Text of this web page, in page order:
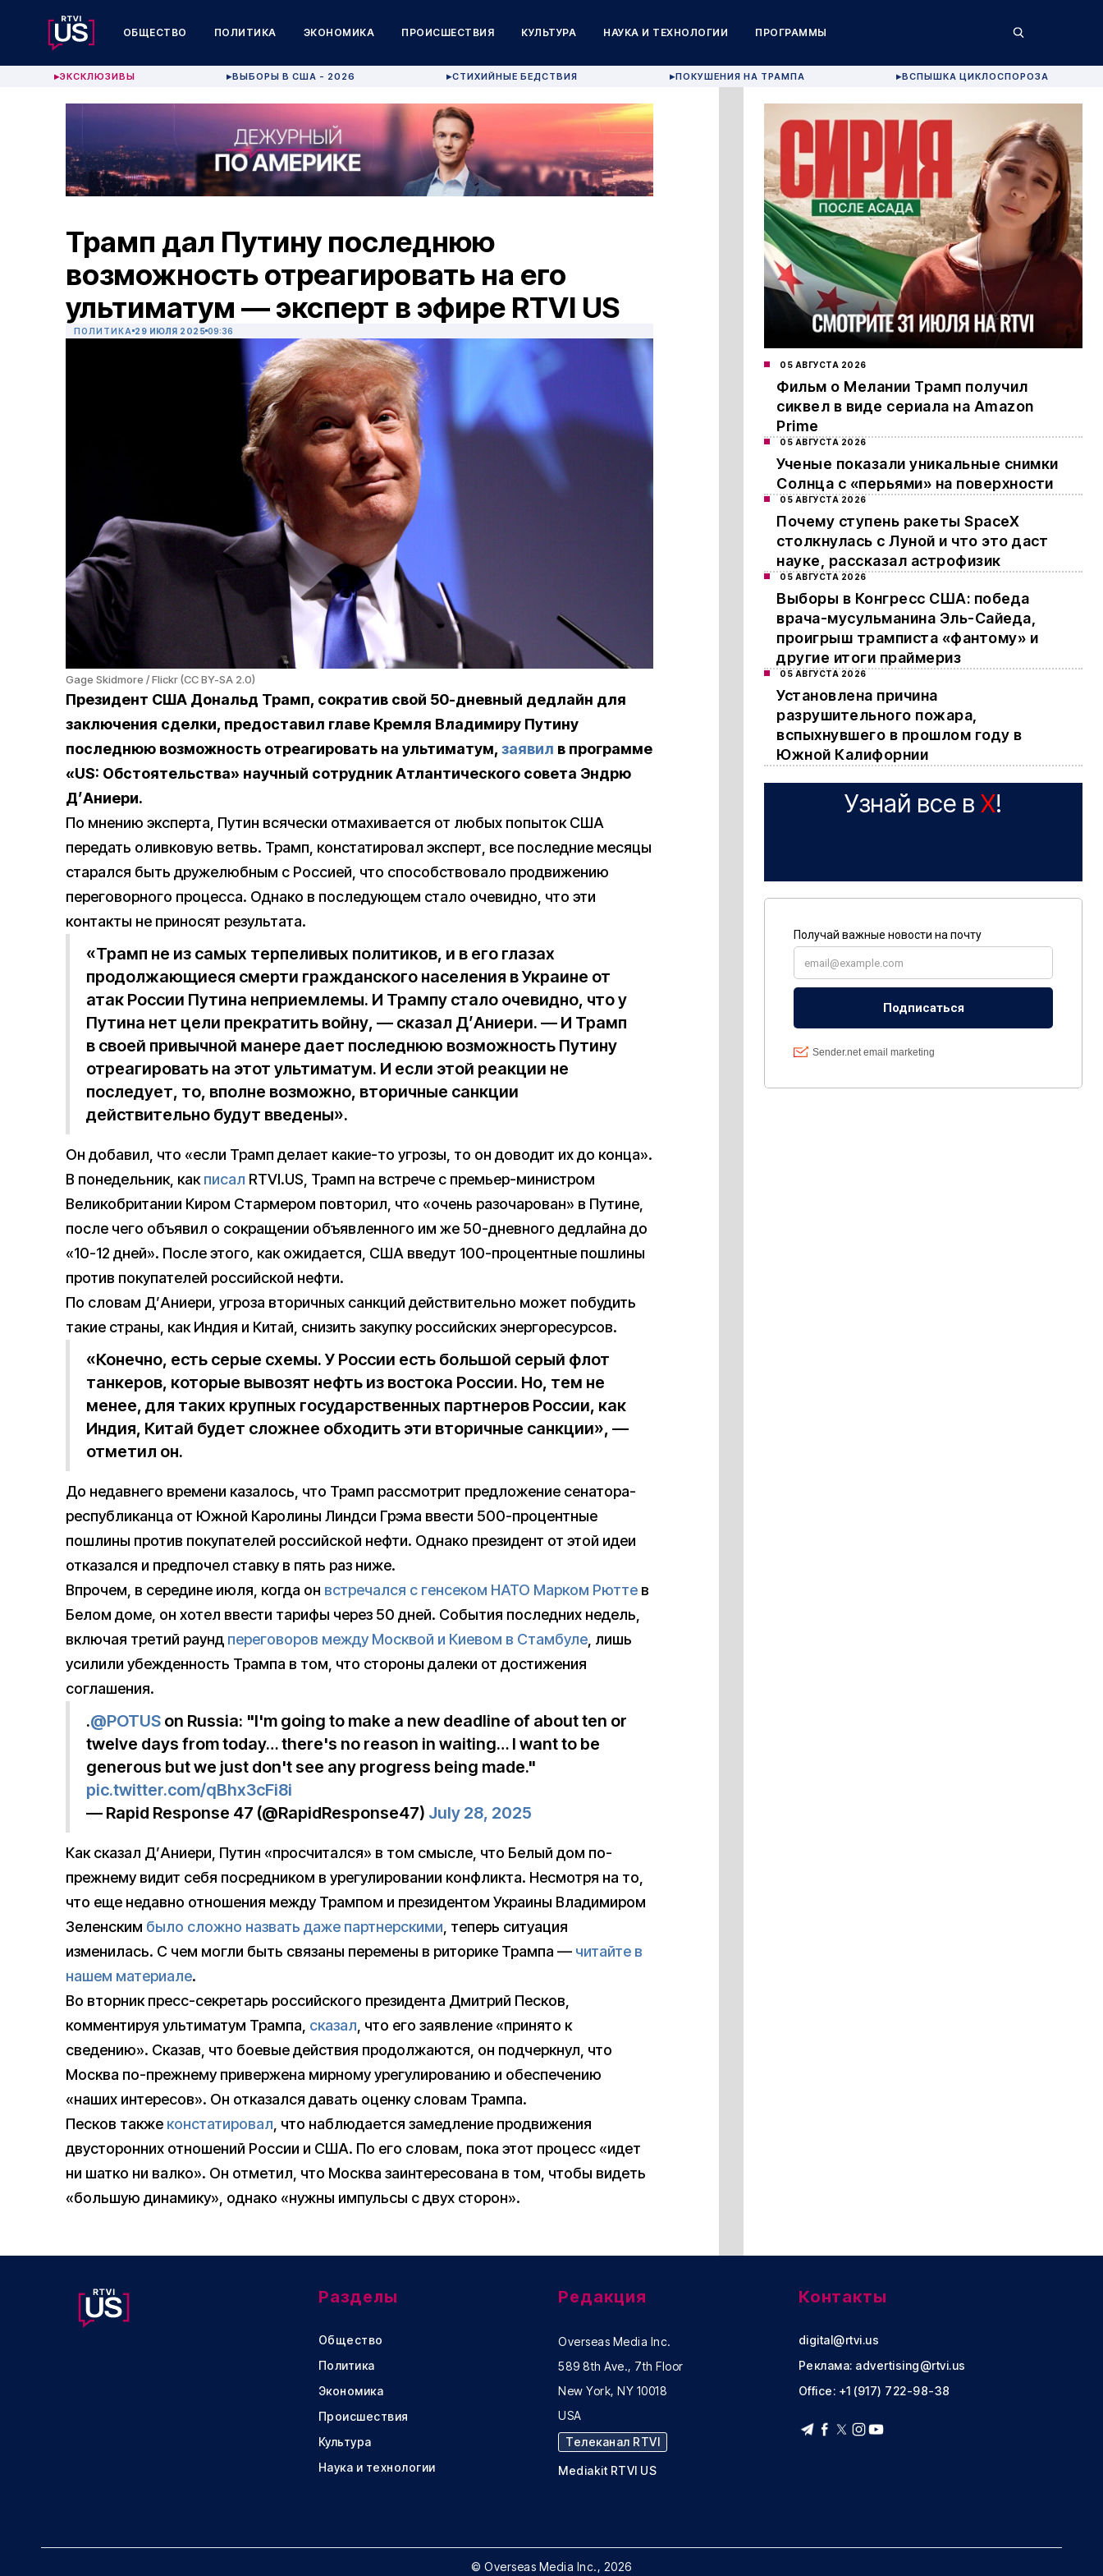
ОБЩЕСТВО ПОЛИТИКА ЭКОНОМИКА ПРОИСШЕСТВИЯ КУЛЬТУРА НАУКА И ТЕХНОЛОГИИ ПРОГРАММЫ
▶ЭКСКЛЮЗИВЫ ▶ВЫБОРЫ В США - 2026 ▶СТИХИЙНЫЕ БЕДСТВИЯ ▶ПОКУШЕНИЯ НА ТРАМПА ▶ВСПЫШКА ЦИКЛОСПОРОЗА
Трамп дал Путину последнюю
возможность отреагировать на его
ультиматум — эксперт в эфире RTVI US
ПОЛИТИКА 29 ИЮЛЯ 2025 09:36
Gage Skidmore / Flickr (CC BY-SA 2.0)
Президент США Дональд Трамп, сократив свой 50-дневный дедлайн для
заключения сделки, предоставил главе Кремля Владимиру Путину
последнюю возможность отреагировать на ультиматум, заявил в программе
«US: Обстоятельства» научный сотрудник Атлантического совета Эндрю
Д’Аниери.
По мнению эксперта, Путин всячески отмахивается от любых попыток США
передать оливковую ветвь. Трамп, констатировал эксперт, все последние месяцы
старался быть дружелюбным с Россией, что способствовало продвижению
переговорного процесса. Однако в последующем стало очевидно, что эти
контакты не приносят результата.
«Трамп не из самых терпеливых политиков, и в его глазах
продолжающиеся смерти гражданского населения в Украине от
атак России Путина неприемлемы. И Трампу стало очевидно, что у
Путина нет цели прекратить войну, — сказал Д’Аниери. — И Трамп
в своей привычной манере дает последнюю возможность Путину
отреагировать на этот ультиматум. И если этой реакции не
последует, то, вполне возможно, вторичные санкции
действительно будут введены».
Он добавил, что «если Трамп делает какие-то угрозы, то он доводит их до конца».
В понедельник, какписал RTVI.US, Трамп на встрече с премьер-министром
Великобритании Киром Стармером повторил, что «очень разочарован» в Путине,
после чего объявил о сокращении объявленного им же 50-дневного дедлайна до
«10-12 дней». После этого, как ожидается, США введут 100-процентные пошлины
против покупателей российской нефти.
По словам Д’Аниери, угроза вторичных санкций действительно может побудить
такие страны, как Индия и Китай, снизить закупку российских энергоресурсов.
«Конечно, есть серые схемы. У России есть большой серый флот
танкеров, которые вывозят нефть из востока России. Но, тем не
менее, для таких крупных государственных партнеров России, как
Индия, Китай будет сложнее обходить эти вторичные санкции», —
отметил он.
До недавнего времени казалось, что Трамп рассмотрит предложение сенатора-
республиканца от Южной Каролины Линдси Грэма ввести 500-процентные
пошлины против покупателей российской нефти. Однако президент от этой идеи
отказался и предпочел ставку в пять раз ниже.
Впрочем, в середине июля, когда он встречался с генсеком НАТО Марком Рютте в
Белом доме, он хотел ввести тарифы через 50 дней. События последних недель,
включая третий раунд переговоров между Москвой и Киевом в Стамбуле, лишь
усилили убежденность Трампа в том, что стороны далеки от достижения
соглашения.
.@POTUS on Russia: "I'm going to make a new deadline of about ten or
twelve days from today… there's no reason in waiting… I want to be
generous but we just don't see any progress being made."
pic.twitter.com/qBhx3cFi8i
— Rapid Response 47 (@RapidResponse47) July 28, 2025
Как сказал Д’Аниери, Путин «просчитался» в том смысле, что Белый дом по-
прежнему видит себя посредником в урегулировании конфликта. Несмотря на то,
что еще недавно отношения между Трампом и президентом Украины Владимиром
Зеленским было сложно назвать даже партнерскими, теперь ситуация
изменилась. С чем могли быть связаны перемены в риторике Трампа — читайте в
нашем материале.
Во вторник пресс-секретарь российского президента Дмитрий Песков,
комментируя ультиматум Трампа, сказал, что его заявление «принято к
сведению». Сказав, что боевые действия продолжаются, он подчеркнул, что
Москва по-прежнему привержена мирному урегулированию и обеспечению
«наших интересов». Он отказался давать оценку словам Трампа.
Песков также констатировал, что наблюдается замедление продвижения
двусторонних отношений России и США. По его словам, пока этот процесс «идет
ни шатко ни валко». Он отметил, что Москва заинтересована в том, чтобы видеть
«большую динамику», однако «нужны импульсы с двух сторон».
05 АВГУСТА 2026
Фильм о Мелании Трамп получил
сиквел в виде сериала на Amazon
Prime
05 АВГУСТА 2026
Ученые показали уникальные снимки
Солнца с «перьями» на поверхности
05 АВГУСТА 2026
Почему ступень ракеты SpaceX
столкнулась с Луной и что это даст
науке, рассказал астрофизик
05 АВГУСТА 2026
Выборы в Конгресс США: победа
врача-мусульманина Эль-Сайеда,
проигрыш трамписта «фантому» и
другие итоги праймериз
05 АВГУСТА 2026
Установлена причина
разрушительного пожара,
вспыхнувшего в прошлом году в
Южной Калифорнии
Узнай все в X!
Разделы
Общество
Политика
Экономика
Происшествия
Культура
Наука и технологии
Редакция
Overseas Media Inc.
589 8th Ave., 7th Floor
New York, NY 10018
USA
Телеканал RTVI
Mediakit RTVI US
Контакты
digital@rtvi.us
Реклама: advertising@rtvi.us
Office: +1 (917) 722-98-38
© Overseas Media Inc., 2026